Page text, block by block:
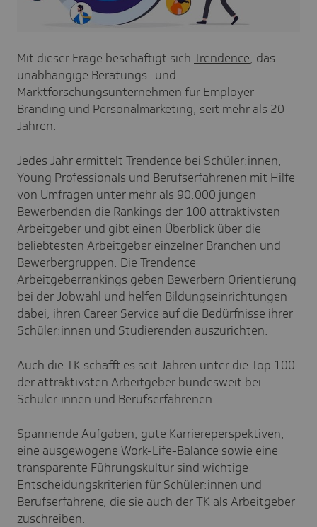
Mit dieser Frage beschäftigt sich Trendence, das
unabhängige Beratungs- und
Marktforschungsunternehmen für Employer
Branding und Personalmarketing, seit mehr als 20
Jahren.
Jedes Jahr ermittelt Trendence bei Schüler:innen,
Young Professionals und Berufserfahrenen mit Hilfe
von Umfragen unter mehr als 90.000 jungen
Bewerbenden die Rankings der 100 attraktivsten
Arbeitgeber und gibt einen Überblick über die
beliebtesten Arbeitgeber einzelner Branchen und
Bewerbergruppen. Die Trendence
Arbeitgeberrankings geben Bewerbern Orientierung
bei der Jobwahl und helfen Bildungseinrichtungen
dabei, ihren Career Service auf die Bedürfnisse ihrer
Schüler:innen und Studierenden auszurichten.
Auch die TK schafft es seit Jahren unter die Top 100
der attraktivsten Arbeitgeber bundesweit bei
Schüler:innen und Berufserfahrenen.
Spannende Aufgaben, gute Karriereperspektiven,
eine ausgewogene Work-Life-Balance sowie eine
transparente Führungskultur sind wichtige
Entscheidungskriterien für Schüler:innen und
Berufserfahrene, die sie auch der TK als Arbeitgeber
zuschreiben.